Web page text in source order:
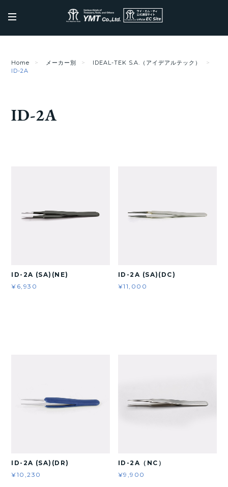
Home メーカー別
IDEAL-TEK S.A.（アイデアルテック）
ID-2A
ID-2A
ID-2A (SA)(NE)
¥6,930
ID-2A (SA)(DC)
¥11,000
ID-2A (SA)(DR)
¥10,230
ID-2A（NC）
¥9,900